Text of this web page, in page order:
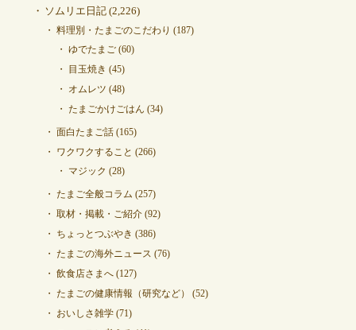
ソムリエ日記(2,226)
料理別・たまごのこだわり (187)
ゆでたまご(60)
目玉焼き (45)
オムレツ (48)
たまごかけごはん (34)
面白たまご話(165)
ワクワクすること (266)
マジック (28)
たまご全般コラム (257)
取材・掲載・ご紹介(92)
ちょっとつぶやき (386)
たまごの海外ニュース (76)
飲食店さまへ(127)
たまごの健康情報（研究など）
(52)
おいしさ雑学(71)